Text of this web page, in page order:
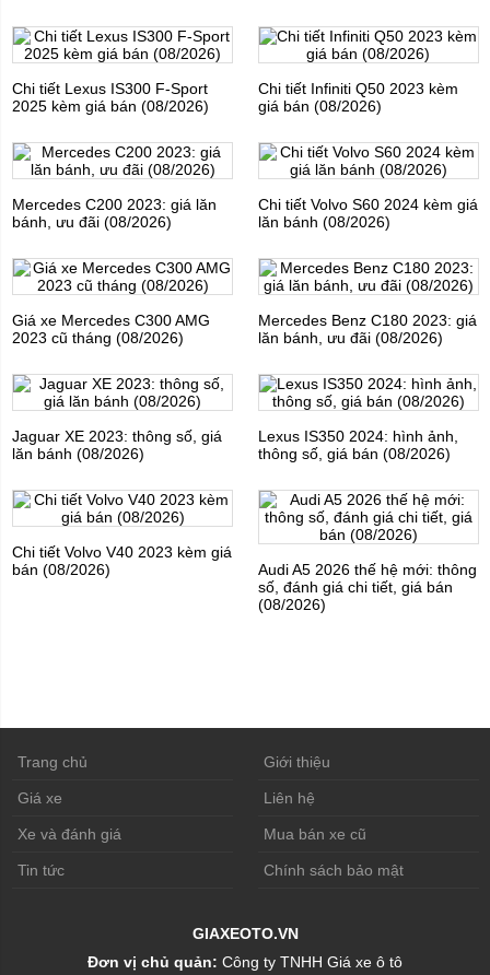
Chi tiết Lexus IS300 F-Sport
2025 kèm giá bán (08/2026)
Chi tiết Infiniti Q50 2023 kèm
giá bán (08/2026)
Mercedes C200 2023: giá lăn
bánh, ưu đãi (08/2026)
Chi tiết Volvo S60 2024 kèm giá
lăn bánh (08/2026)
Giá xe Mercedes C300 AMG
2023 cũ tháng (08/2026)
Mercedes Benz C180 2023: giá
lăn bánh, ưu đãi (08/2026)
Jaguar XE 2023: thông số, giá
lăn bánh (08/2026)
Lexus IS350 2024: hình ảnh,
thông số, giá bán (08/2026)
Chi tiết Volvo V40 2023 kèm giá
bán (08/2026)
Audi A5 2026 thế hệ mới: thông
số, đánh giá chi tiết, giá bán
(08/2026)
Trang chủ Giới thiệu
Giá xe Liên hệ
Xe và đánh giá Mua bán xe cũ
Tin tức Chính sách bảo mật
GIAXEOTO.VN
Đơn vị chủ quản: Công ty TNHH Giá xe ô tô